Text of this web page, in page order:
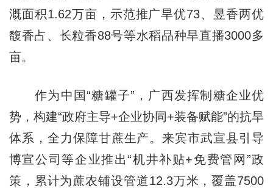
溉面积1.62万亩，示范推广旱优73、昱香两优
馥香占、长粒香88号等水稻品种旱直播3000多
亩。
作为中国“糖罐子”，广西发挥制糖企业优
势，构建“政府主导+企业协同+装备赋能”的抗旱
体系，全力保障甘蔗生产。来宾市武宣县引导
博宣公司等企业推出“机井补贴+免费管网”政
策，累计为蔗农铺设管道12.3万米，覆盖7500